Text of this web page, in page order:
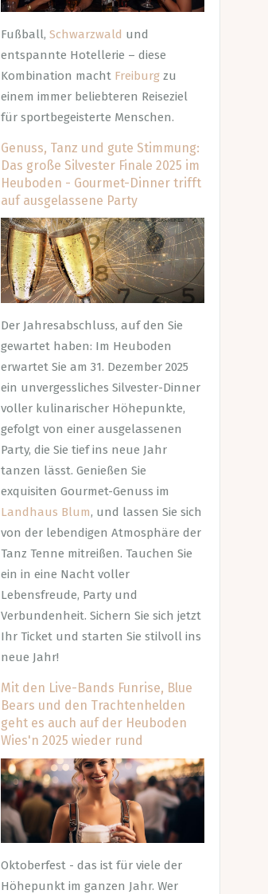
Fußball, Schwarzwald und
entspannte Hotellerie – diese
Kombination macht Freiburgzu
einem immer beliebteren Reiseziel
für sportbegeisterte Menschen.
Genuss, Tanz und gute Stimmung:
Das große Silvester Finale 2025 im
Heuboden - Gourmet-Dinner trifft
auf ausgelassene Party
Der Jahresabschluss, auf den Sie
gewartet haben: Im Heuboden
erwartet Sie am 31. Dezember 2025
ein unvergessliches Silvester-Dinner
voller kulinarischer Höhepunkte,
gefolgt von einer ausgelassenen
Party, die Sie tief ins neue Jahr
tanzen lässt. Genießen Sie
exquisiten Gourmet-Genuss im
Landhaus Blum, und lassen Sie sich
von der lebendigen Atmosphäre der
Tanz Tenne mitreißen. Tauchen Sie
ein in eine Nacht voller
Lebensfreude, Party und
Verbundenheit. Sichern Sie sich jetzt
Ihr Ticket und starten Sie stilvoll ins
neue Jahr!
Mit den Live-Bands Funrise, Blue
Bears und den Trachtenhelden
geht es auch auf der Heuboden
Wies'n 2025 wieder rund
Oktoberfest - das ist für viele der
Höhepunkt im ganzen Jahr. Wer